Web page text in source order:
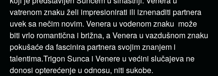
vatrenom znaku želi impresionirati ili iznenaditi partnera
uvek sa nečim novim. Venera u vodenom znaku može
biti vrlo romantična i brižna, a Venera u vazdušnom znaku
pokušaće da fascinira partnera svojim znanjem i
talentima.Trigon Sunca i Venere u većini slučajeva ne
donosi opterećenje u odnosu, niti sukobe.